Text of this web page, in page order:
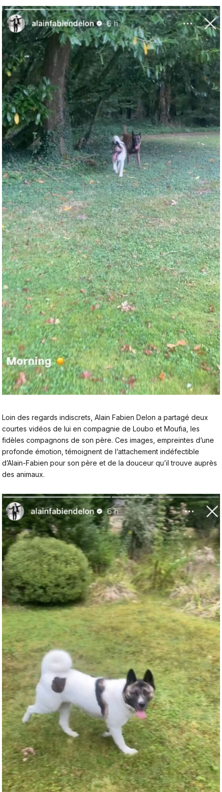
Loin des regards indiscrets, Alain Fabien Delon a partagé deux
courtes vidéos de lui en compagnie de Loubo et Moufia, les
fidèles compagnons de son père. Ces images, empreintes d’une
profonde émotion, témoignent de l’attachement indéfectible
d’Alain-Fabien pour son père et de la douceur qu’il trouve auprès
des animaux.